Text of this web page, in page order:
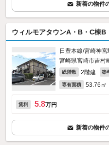
新着の物件
ウィルモアタウンA・B・C棟B
日豊本線/宮崎神
宮崎県宮崎市吉村
総階数 2階建 築
専有面積 53.76㎡
賃料 5.8万円
新着の物件